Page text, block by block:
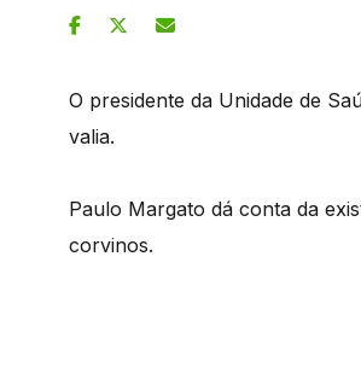
O presidente da Unidade de
valia.
Paulo Margato dá conta da
corvinos.